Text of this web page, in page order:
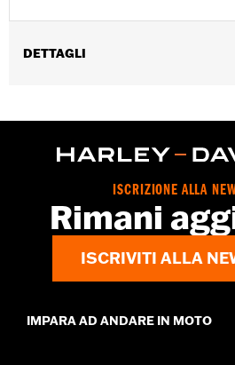
DETTAGLI
Posizionamento sulla moto:
Venduti singolarmente:Ciascuno
Materiale:Acciaio
Contenuto della confezione:Rotore
1 year limited warranty –
d.com/warrantyfor full details
ISCRIZIONE ALLA
Rimani
ISCRIVITI ALLA
IMPARA AD ANDARE IN MOTO